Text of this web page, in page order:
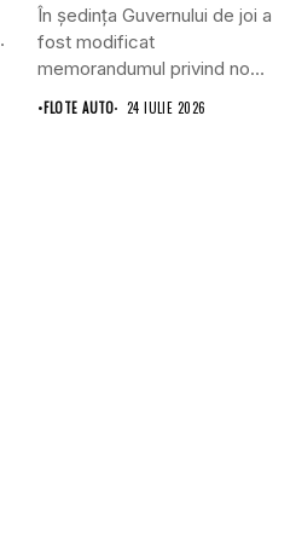
În ședința Guvernului de joi a
fost modificat
memorandumul privind noul
punct...
•FLOTE AUTO 24 IULIE 2026